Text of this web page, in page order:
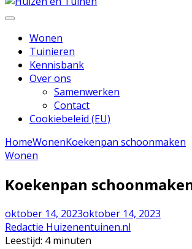
Huizen en Tuinen
Inspiratie voor wonen en tuinieren
Wonen
Tuinieren
Kennisbank
Over ons
Samenwerken
Contact
Cookiebeleid (EU)
HomeWonenKoekenpan schoonmaken
Wonen
Koekenpan
oktober 14, 2023oktober 14, 2023
Redactie Huizenentuinen.nl
Leestijd: 4 minuten